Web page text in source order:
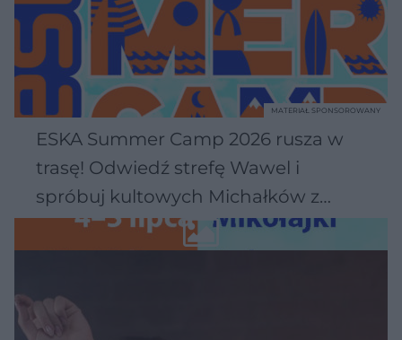
ESKA Summer Camp 2026 rusza w
trasę! Odwiedź strefę Wawel i
spróbuj kultowych Michałków z
Wawelu
MATERIAŁ SPONSOROWANY